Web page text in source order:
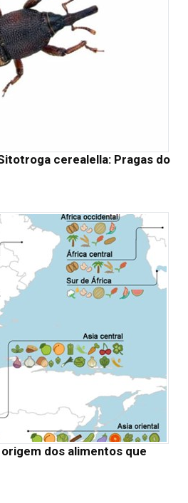
cerealella: Pragas do
dos alimentos que